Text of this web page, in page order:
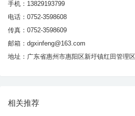
手机：13829193799
电话：0752-3598608
传真：0752-3598609
邮箱：dgxinfeng@163.com
地址：广东省惠州市惠阳区新圩镇红田管理区
相关推荐